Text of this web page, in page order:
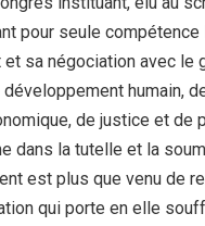
pour seule compétence
et sa négociation avec le
développement humain,
de justice et de
dans la tutelle et la
est plus que venu de
qui porte en elle